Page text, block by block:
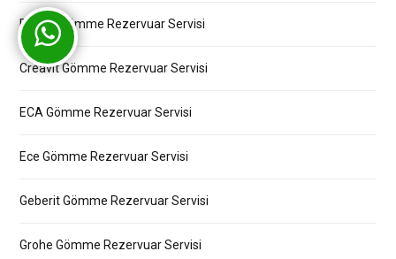
Bocchi Gömme Rezervuar Servisi
Creavit Gömme Rezervuar Servisi
ECA Gömme Rezervuar Servisi
Ece Gömme Rezervuar Servisi
Geberit Gömme Rezervuar Servisi
Grohe Gömme Rezervuar Servisi